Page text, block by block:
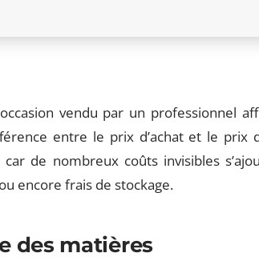
vendu par un professionnel
entre le prix d’achat et le
car de nombreux coûts invisibles
encore frais de stockage.
des matières